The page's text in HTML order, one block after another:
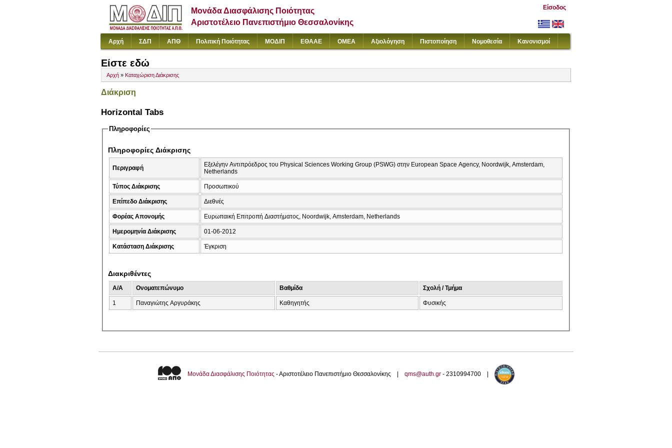
Μονάδα Διασφάλισης Ποιότητας
Αριστοτέλειο Πανεπιστήμιο Θεσσαλονίκης
Είσοδος
Αρχή ΣΔΠ ΑΠΘ Πολιτική Ποιότητας ΜΟΔΙΠ ΕΘΑΑΕ ΟΜΕΑ Αξιολόγηση Πιστοποίηση Νομοθεσία Κανονισμοί
Είστε εδώ
Αρχή » Καταχώριση Διάκρισης
Διάκριση
Horizontal Tabs
Πληροφορίες
Πληροφορίες Διάκρισης
Περιγραφή
Εξελέγην Αντιπρόεδρος του Physical Sciences Working Group (PSWG) στην European Space Agency, Noordwijk, Amsterdam,
Netherlands
Τύπος Διάκρισης Προσωπικού
Επίπεδο Διάκρισης Διεθνές
Φορέας Απονομής Ευρωπαική Επιτροπή Διαστήματος, Noordwijk, Amsterdam, Netherlands
Ημερομηνία Διάκρισης 01-06-2012
Κατάσταση Διάκρισης Έγκριση
Διακριθέντες
A/A Ονοματεπώνυμο Βαθμίδα Σχολή / Τμήμα
1 Παναγιώτης Αργυράκης Καθηγητής Φυσικής
Μονάδα Διασφάλισης Ποιότητας - Αριστοτέλειο Πανεπιστήμιο Θεσσαλονίκης | qms@auth.gr - 2310994700 |